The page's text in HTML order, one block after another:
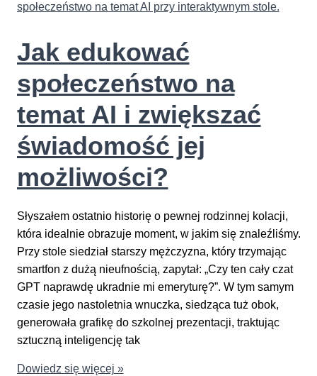
osobami,
jej
boją
mają
negatywne
skojarzenia?
Jak edukować
społeczeństwo na
temat AI i zwiększać
świadomość jej
możliwości?
Słyszałem ostatnio historię o pewnej rodzinnej kolacji,
która idealnie obrazuje moment, w jakim się znaleźliśmy.
Przy stole siedział starszy mężczyzna, który trzymając
smartfon z dużą nieufnością, zapytał: „Czy ten cały czat
GPT naprawdę ukradnie mi emeryturę?”. W tym samym
czasie jego nastoletnia wnuczka, siedząca tuż obok,
generowała grafikę do szkolnej prezentacji, traktując
sztuczną inteligencję tak
Jak
Dowiedz się więcej »